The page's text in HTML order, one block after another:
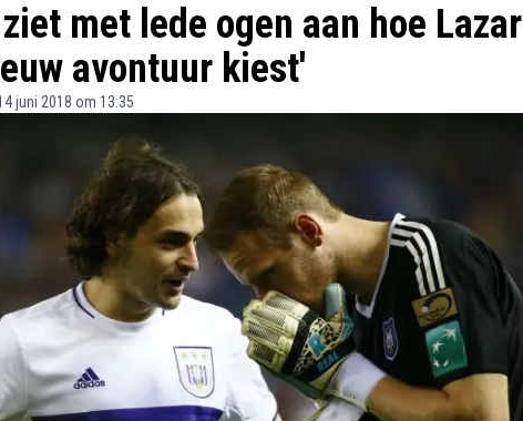
met lede ogen aan hoe Lazar
avontuur kiest'
juni 2018 om 13:35